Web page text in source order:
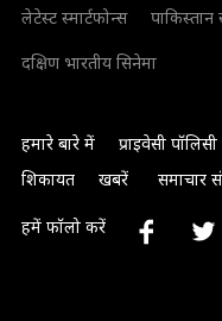
लेटेस्ट स्मार्टफोन्स
पाकिस्तान
दक्षिण भारतीय सिनेमा
हमारे बारे में प्राइवेसी पॉलिसी
शिकायत
खबरें समाचार
हमें फॉलो करें